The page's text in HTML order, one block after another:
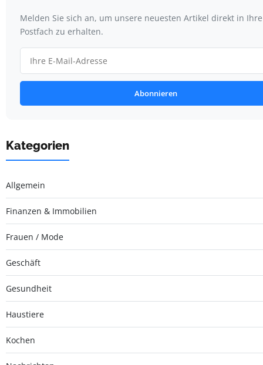
Melden Sie sich an, um unsere neuesten Artikel direkt in
Postfach zu erhalten.
Abonnieren
Kategorien
Allgemein
Finanzen & Immobilien
Frauen / Mode
Geschäft
Gesundheit
Haustiere
Kochen